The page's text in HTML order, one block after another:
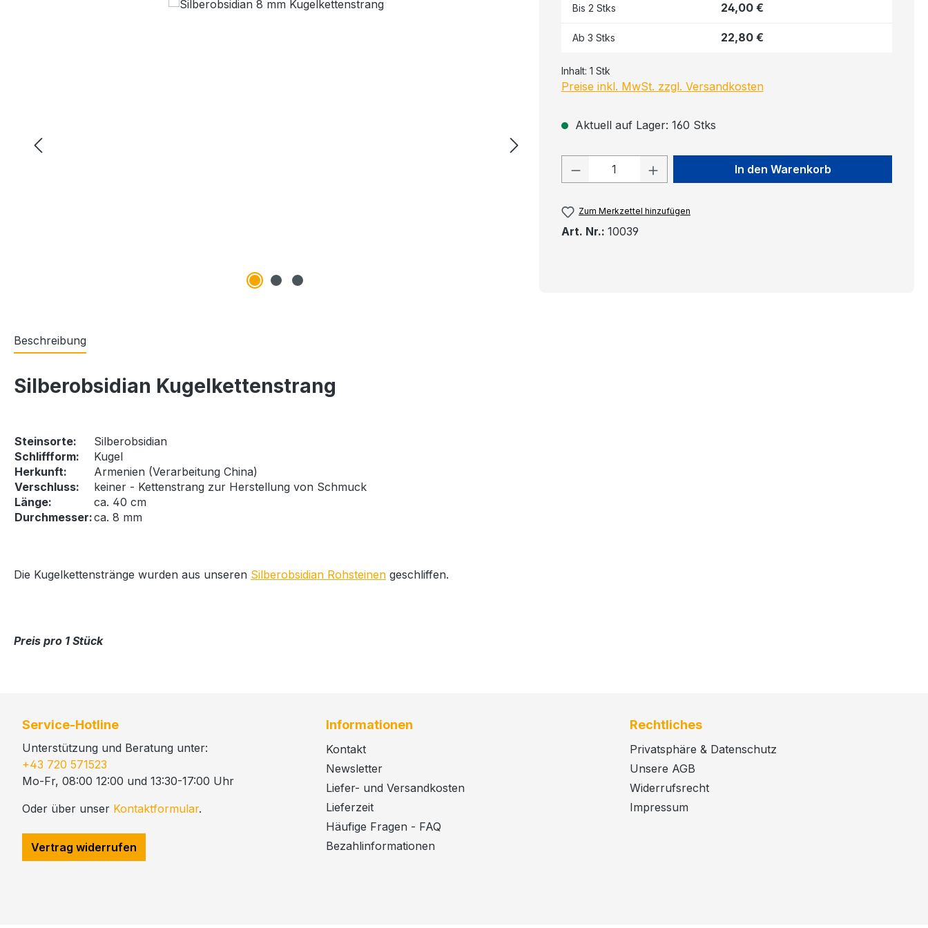
Bis 2 Stks 24,00 €
Ab 3 Stks 22,80 €
Inhalt: 1 Stk
Preise inkl. MwSt. zzgl. Versandkosten
Aktuell auf Lager: 160 Stks
Produkt Anzahl: Gib den gewünschten Wert
In den Warenkorb
Zum Merkzettel hinzufügen
Art. Nr.: 10039
Beschreibung
Silberobsidian Kugelkettenstrang
Steinsorte:
Silberobsidian
Schliffform:
Kugel
Herkunft:
Armenien (Verarbeitung China)
Verschluss:
keiner - Kettenstrang zur Herstellung von Schmuck
Länge:
ca. 40 cm
Durchmesser:ca. 8 mm
Die Kugelkettenstränge wurden aus unseren Silberobsidian Rohsteinen geschliffen.
Preis pro 1 Stück
Service-Hotline
Unterstützung und Beratung unter:
+43 720 571523
Mo-Fr, 08:00 12:00 und 13:30-17:00 Uhr
Oder über unser Kontaktformular.
Vertrag widerrufen
Informationen
Kontakt
Newsletter
Liefer- und Versandkosten
Lieferzeit
Häufige Fragen - FAQ
Bezahlinformationen
Rechtliches
Privatsphäre & Datenschutz
Unsere AGB
Widerrufsrecht
Impressum